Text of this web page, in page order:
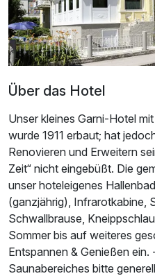
Einzelzimmer
1 Erwachsenen
Über das Hotel
Unser kleines Garni-Hotel
wurde 1911 erbaut; hat
Renovieren und Erweitern
Zeit“ nicht eingebüßt. Die
unser hoteleigenes
(ganzjährig), Infrarotkabine,
Schwallbrause,
Sommer bis auf weiteres
Entspannen & Genießen
Saunabereiches bitte